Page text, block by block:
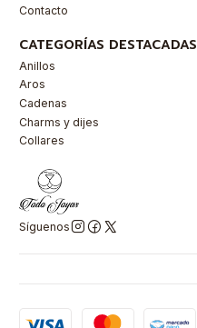
Contacto
CATEGORÍAS DESTACADAS
Anillos
Aros
Cadenas
Charms y dijes
Collares
Síguenos